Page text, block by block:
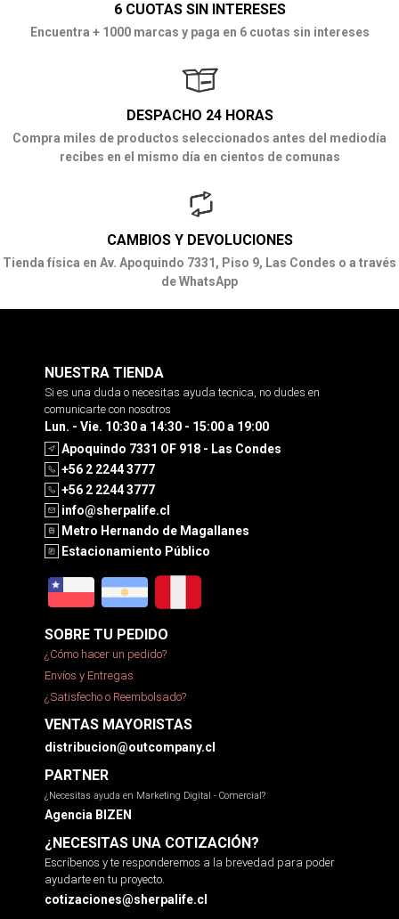
6 CUOTAS SIN INTERESES
Encuentra + 1000 marcas y paga en 6 cuotas sin intereses
DESPACHO 24 HORAS
Compra miles de productos seleccionados antes del mediodía
recibes en el mismo día en cientos de comunas
CAMBIOS Y DEVOLUCIONES
Tienda física en Av. Apoquindo 7331, Piso 9, Las Condes o a través
de WhatsApp
NUESTRA TIENDA
Si es una duda o necesitas ayuda tecnica, no dudes en
comunicarte con nosotros
Lun. - Vie. 10:30 a 14:30 - 15:00 a 19:00
Apoquindo 7331 OF 918 - Las Condes
+56 2 2244 3777
+56 2 2244 3777
info@sherpalife.cl
Metro Hernando de Magallanes
Estacionamiento Público
SOBRE TU PEDIDO
¿Cómo hacer un pedido?
Envíos y Entregas
¿Satisfecho o Reembolsado?
VENTAS MAYORISTAS
distribucion@outcompany.cl
PARTNER
¿Necesitas ayuda en Marketing Digital - Comercial?
Agencia BIZEN
¿NECESITAS UNA COTIZACIÓN?
Escríbenos y te responderemos a la brevedad para poder
ayudarte en tu proyecto.
cotizaciones@sherpalife.cl